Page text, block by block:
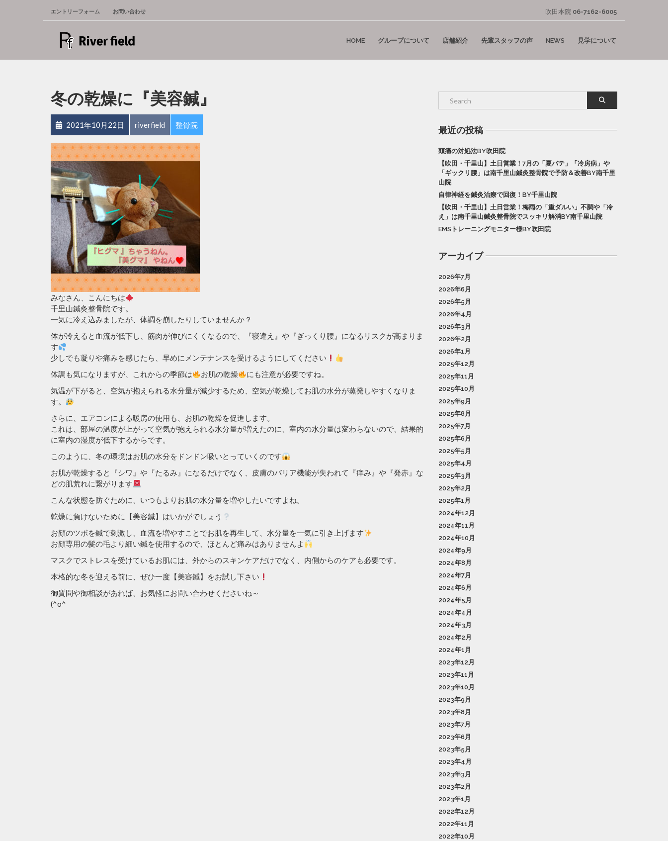
エントリーフォーム お問い合わせ 吹田本院 06-7162-6005
HOME グループについて 店舗紹介 先輩スタッフの声 NEWS 見学について
冬の乾燥に『美容鍼』
2021年10月22日 riverfield 整骨院
みなさん、こんにちは
千里山鍼灸整骨院です。
一気に冷え込みましたが、体調を崩したりしていませんか？
体が冷えると血流が低下し、筋肉が伸びにくくなるので、『寝違え』や『ぎっくり腰』になるリスクが高まりま
す
少しでも凝りや痛みを感じたら、早めにメンテナンスを受けるようにしてください
体調も気になりますが、これからの季節は
お肌の乾燥
にも注意が必要ですね。
気温が下がると、空気が抱えられる水分量が減少するため、空気が乾燥してお肌の水分が蒸発しやすくなりま
す。
さらに、エアコンによる暖房の使用も、お肌の乾燥を促進します。
これは、部屋の温度が上がって空気が抱えられる水分量が増えたのに、室内の水分量は変わらないので、結果的
に室内の湿度が低下するからです。
このように、冬の環境はお肌の水分をドンドン吸いとっていくのです
お肌が乾燥すると『シワ』や『たるみ』になるだけでなく、皮膚のバリア機能が失われて『痒み』や『発赤』な
どの肌荒れに繋がります
こんな状態を防ぐために、いつもよりお肌の水分量を増やしたいですよね。
乾燥に負けないために【美容鍼】はいかがでしょう
お顔のツボを鍼で刺激し、血流を増やすことでお肌を再生して、水分量を一気に引き上げます
お顔専用の髪の毛より細い鍼を使用するので、ほとんど痛みはありませんよ
マスクでストレスを受けているお肌には、外からのスキンケアだけでなく、内側からのケアも必要です。
本格的な冬を迎える前に、ぜひ一度【美容鍼】をお試し下さい
御質問や御相談があれば、お気軽にお問い合わせくださいね～
(^o^ゞ
最近の投稿
頭痛の対処法BY吹田院
【吹田・千里山】土日営業！7月の「夏バテ」「冷房病」や
「ギックリ腰」は南千里山鍼灸整骨院で予防＆改善BY南千里
山院
自律神経を鍼灸治療で回復！BY千里山院
【吹田・千里山】土日営業！梅雨の「重ダルい」不調や「冷
え」は南千里山鍼灸整骨院でスッキリ解消BY南千里山院
EMSトレーニングモニター様BY吹田院
アーカイブ
2026年7月
2026年6月
2026年5月
2026年4月
2026年3月
2026年2月
2026年1月
2025年12月
2025年11月
2025年10月
2025年9月
2025年8月
2025年7月
2025年6月
2025年5月
2025年4月
2025年3月
2025年2月
2025年1月
2024年12月
2024年11月
2024年10月
2024年9月
2024年8月
2024年7月
2024年6月
2024年5月
2024年4月
2024年3月
2024年2月
2024年1月
2023年12月
2023年11月
2023年10月
2023年9月
2023年8月
2023年7月
2023年6月
2023年5月
2023年4月
2023年3月
2023年2月
2023年1月
2022年12月
2022年11月
2022年10月